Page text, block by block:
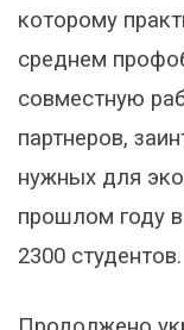
которому
среднем
совместную
партнеров,
нужных для
прошлом году
2300 студентов.